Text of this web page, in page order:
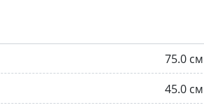
75.0 см
45.0 см